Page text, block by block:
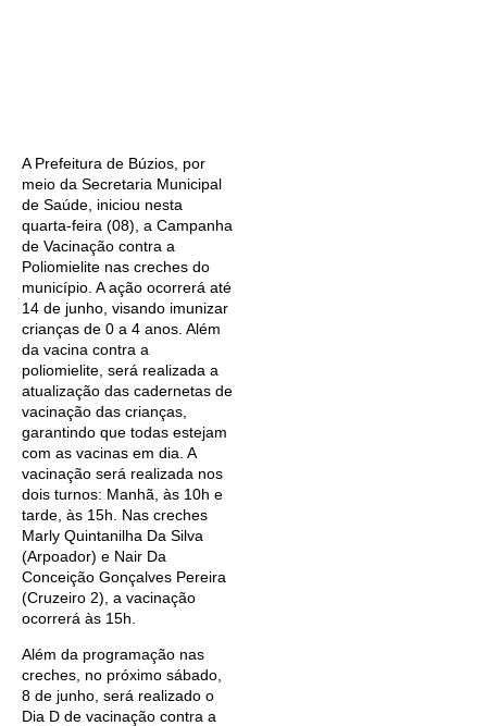
A Prefeitura de Búzios, por
meio da Secretaria Municipal
de Saúde, iniciou nesta
quarta-feira (08), a Campanha
de Vacinação contra a
Poliomielite nas creches do
município. A ação ocorrerá até
14 de junho, visando imunizar
crianças de 0 a 4 anos. Além
da vacina contra a
poliomielite, será realizada a
atualização das cadernetas de
vacinação das crianças,
garantindo que todas estejam
com as vacinas em dia. A
vacinação será realizada nos
dois turnos: Manhã, às 10h e
tarde, às 15h. Nas creches
Marly Quintanilha Da Silva
(Arpoador) e Nair Da
Conceição Gonçalves Pereira
(Cruzeiro 2), a vacinação
ocorrerá às 15h.
Além da programação nas
creches, no próximo sábado,
8 de junho, será realizado o
Dia D de vacinação contra a